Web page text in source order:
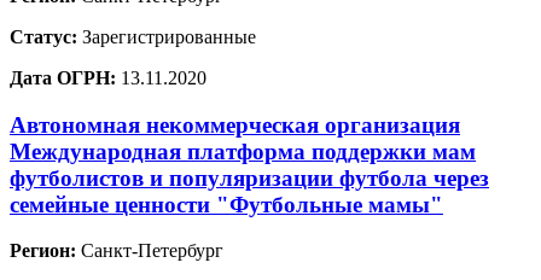
Статус: Зарегистрированные
Дата ОГРН: 13.11.2020
Автономная некоммерческая организация
Международная платформа поддержки мам
футболистов и популяризации футбола через
семейные ценности "Футбольные мамы"
Регион: Санкт-Петербург